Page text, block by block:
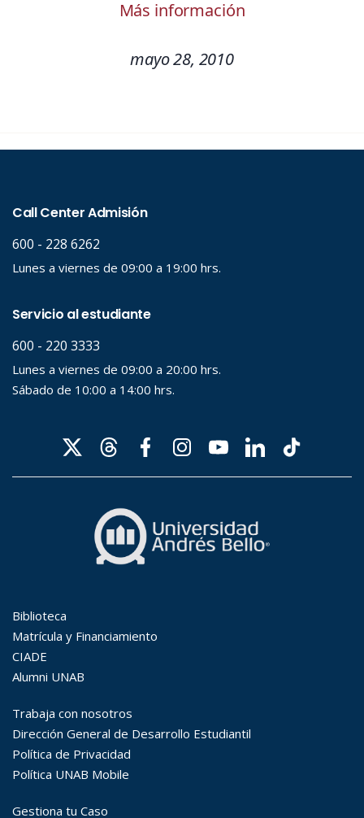
Más información
mayo 28, 2010